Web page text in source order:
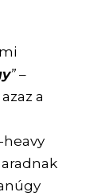
” –
a
heavy